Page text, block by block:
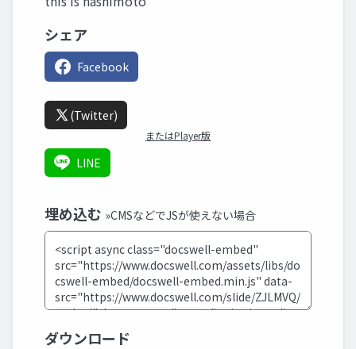
シェア
Facebook
(Twitter)
またはPlayer版
LINE
埋め込む »CMSなどでJSが使えない場合
ダウンロード